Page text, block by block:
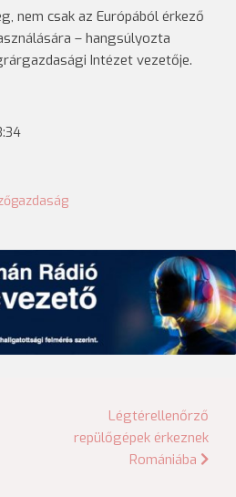
nem csak az Európából érkező
– hangsúlyozta
Intézet vezetője.
Légtérellenőrző
repülőgépek érkeznek
Romániába